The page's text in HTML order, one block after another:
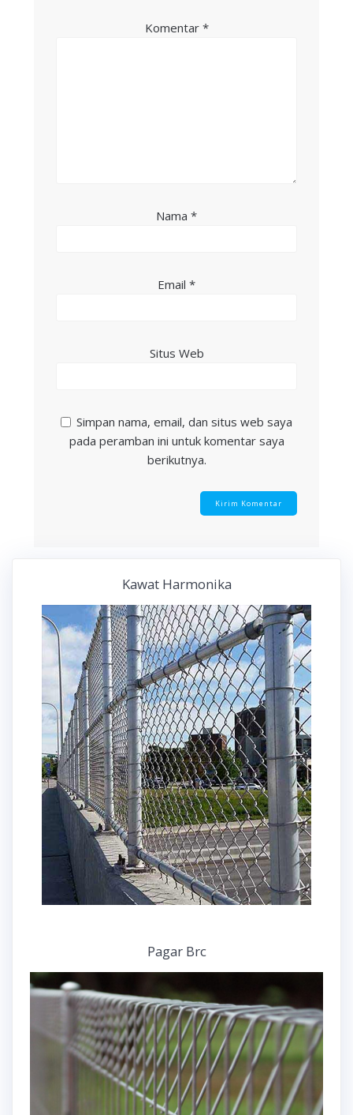
Komentar *
Nama *
Email *
Situs Web
Simpan nama, email, dan situs web saya
pada peramban ini untuk komentar saya
berikutnya.
Kawat Harmonika
Pagar Brc